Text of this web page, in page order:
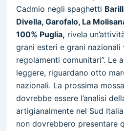
Cadmio negli spaghetti
Divella, Garofalo, La
100% Puglia, rivela
grani esteri e grani nazionali
regolamenti comunitari”. Le
leggere, riguardano otto
nazionali. La prossima
dovrebbe essere l’analisi
artigianalmente nel Sud
non dovrebbero presentare